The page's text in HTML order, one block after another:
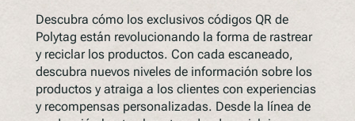
Descubra cómo los exclusivos códigos QR de
Polytag están revolucionando la forma de rastrear
y reciclar los productos. Con cada escaneado,
descubra nuevos niveles de información sobre los
productos y atraiga a los clientes con experiencias
y recompensas personalizadas. Desde la línea de